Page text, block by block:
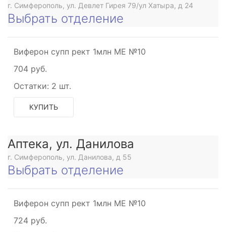
г. Симферополь, ул. Девлет Гирея 79/ул Хатыра, д 24
Выбрать отделение
Виферон супп рект 1млн МЕ №10
704 руб.
Остатки: 2 шт.
КУПИТЬ
Аптека, ул. Данилова
г. Симферополь, ул. Данилова, д 55
Выбрать отделение
Виферон супп рект 1млн МЕ №10
724 руб.